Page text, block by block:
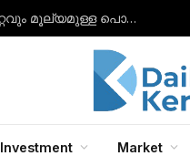
സാംസങ് ഗാലക്‌സി ബഡ്‌സ് 2, ബഡ്‌സ് 2 പ്രോ, ബഡ്‌സ് എഫ്ഇ ഇയർഫോണുകൾ എന്നിവയിലേക്ക് ഗാലക്‌സി എഐ ഫീച്ചറുകൾ അവതരിപ്പിച്ചു.
Investment Market